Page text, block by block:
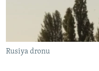
Rusiya dronu